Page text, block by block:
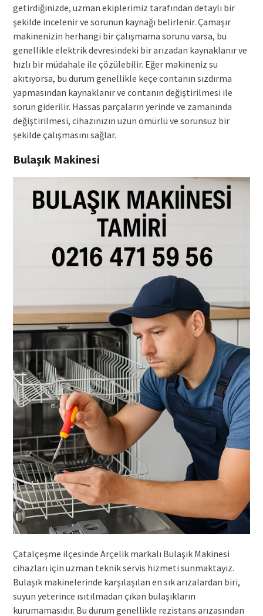
getirdiğinizde, uzman ekiplerimiz tarafından detaylı bir
şekilde incelenir ve sorunun kaynağı belirlenir. Çamaşır
makinenizin herhangi bir çalışmama sorunu varsa, bu
genellikle elektrik devresindeki bir arızadan kaynaklanır ve
hızlı bir müdahale ile çözülebilir. Eğer makineniz su
akıtıyorsa, bu durum genellikle keçe contanın sızdırma
yapmasından kaynaklanır ve contanın değiştirilmesi ile
sorun giderilir. Hassas parçaların yerinde ve zamanında
değiştirilmesi, cihazınızın uzun ömürlü ve sorunsuz bir
şekilde çalışmasını sağlar.
Bulaşık Makinesi
Çatalçeşme ilçesinde Arçelik markalı Bulaşık Makinesi
cihazları için uzman teknik servis hizmeti sunmaktayız.
Bulaşık makinelerinde karşılaşılan en sık arızalardan biri,
suyun yeterince ısıtılmadan çıkan bulaşıkların
kurumamasıdır. Bu durum genellikle rezistans arızasından